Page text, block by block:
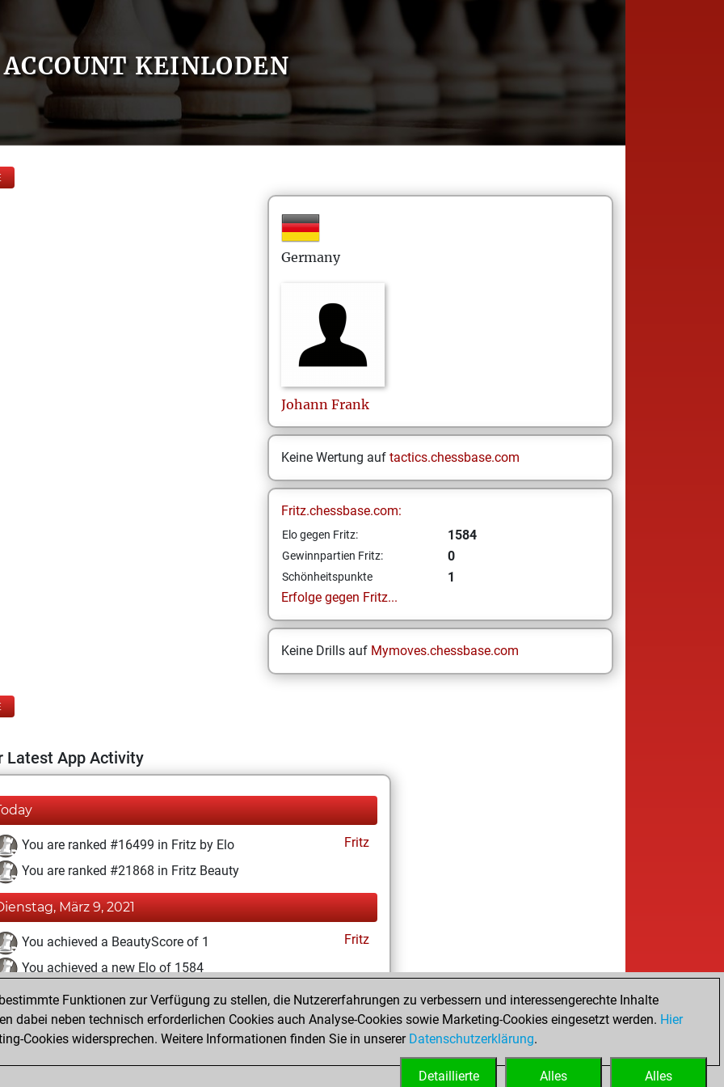
ACCOUNT KEINLODEN
Germany
Johann Frank
Keine Wertung auf tactics.chessbase.com
Fritz.chessbase.com:
Elo gegen Fritz: 1584
Gewinnpartien Fritz: 0
Schönheitspunkte
1
Erfolge gegen Fritz...
Keine Drills auf Mymoves.chessbase.com
Latest App Activity
You are ranked #16499 in Fritz by Elo
Fritz
You are ranked #21868 in Fritz Beauty
März 9, 2021
You achieved a BeautyScore of 1
Fritz
You achieved a new Elo of 1584
Mittwoch, März 3, 2021
You created your Fritz account Fritz
Funktionen zur Verfügung zu stellen, die Nutzererfahrungen zu verbessern und interessengerechte Inhalte
dabei neben technisch erforderlichen Cookies auch Analyse-Cookies sowie Marketing-Cookies eingesetzt werden. Hier
Cookies widersprechen. Weitere Informationen finden Sie in unserer Datenschutzerklärung.
Alles
Alles
Detaillierte